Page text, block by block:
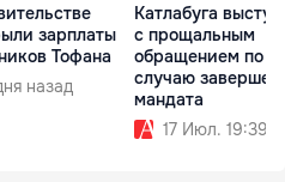
зарплаты
Тофана
назад
Катлабуга
с прощальным
обращением по
случаю
мандата
17 Июл. 19:39